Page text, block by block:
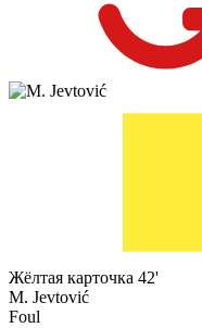
Жёлтая карточка 42'
M. Jevtović
Foul